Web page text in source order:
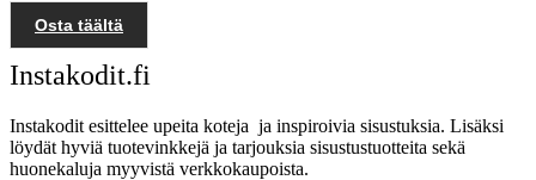
Osta täältä
Instakodit.fi
Instakodit esittelee upeita koteja ja inspiroivia sisustuksia. Lisäksi
löydät hyviä tuotevinkkejä ja tarjouksia sisustustuotteita sekä
huonekaluja myyvistä verkkokaupoista.